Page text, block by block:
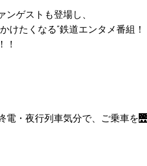
ンゲストも登場し、
けたくなる”鉄道エンタメ番組！
！
電・夜行列車気分で、ご乗車を